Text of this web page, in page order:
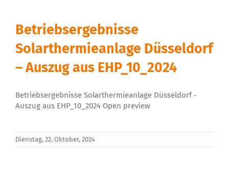
Über uns
Betriebsergebnisse
Solarthermieanlage Düsseldorf
– Auszug aus EHP_10_2024
Betriebsergebnisse Solarthermieanlage Düsseldorf -
Auszug aus EHP_10_2024 Open preview
Dienstag, 22. Oktober, 2024